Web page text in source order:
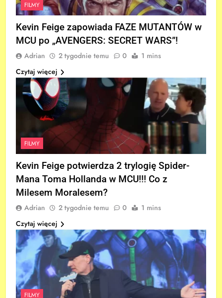
FILMY
Kevin Feige zapowiada FAZE MUTANTÓW w
MCU po „AVENGERS: SECRET WARS”!
Adrian 2 tygodnie temu 0
1 mins
Czytaj więcej
FILMY
Kevin Feige potwierdza 2 trylogię Spider-
Mana Toma Hollanda w MCU!!! Co z
Milesem Moralesem?
Adrian 2 tygodnie temu 0
1 mins
Czytaj więcej
FILMY